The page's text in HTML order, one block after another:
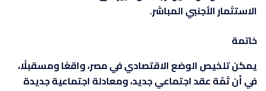
الاستثمار الأجنبي المباشر.
خاتمة
يمكن تلخيص الوضع الاقتصادي في مصر، واقعًا ومسقبلًا،
في أن ثمّة عقد اجتماعي جديد، ومعادلة اجتماعية جديدة